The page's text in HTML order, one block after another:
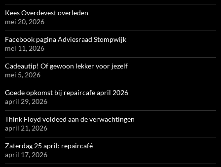
Kees Overdevest overleden
mei 20, 2026
Facebook pagina Adviesraad Stompwijk
mei 11, 2026
Cadeautip! Of gewoon lekker voor jezelf
mei 5, 2026
Goede opkomst bij repaircafe april 2026
april 29, 2026
Think Floyd voldeed aan de verwachtingen
april 21, 2026
Zaterdag 25 april: repaircafé
april 17, 2026